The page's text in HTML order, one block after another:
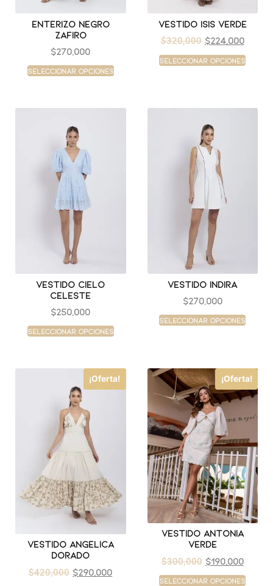
Enterizo negro
zafiro
$270,000
Seleccionar opciones
Vestido isis verde
$320,000 $224,000
Seleccionar opciones
Vestido cielo
celeste
$250,000
Seleccionar opciones
Vestido indira
$270,000
Seleccionar opciones
¡Oferta!
Vestido angelica
dorado
$420,000 $290,000
¡Oferta!
Vestido antonia
verde
$300,000 $190,000
Seleccionar opciones